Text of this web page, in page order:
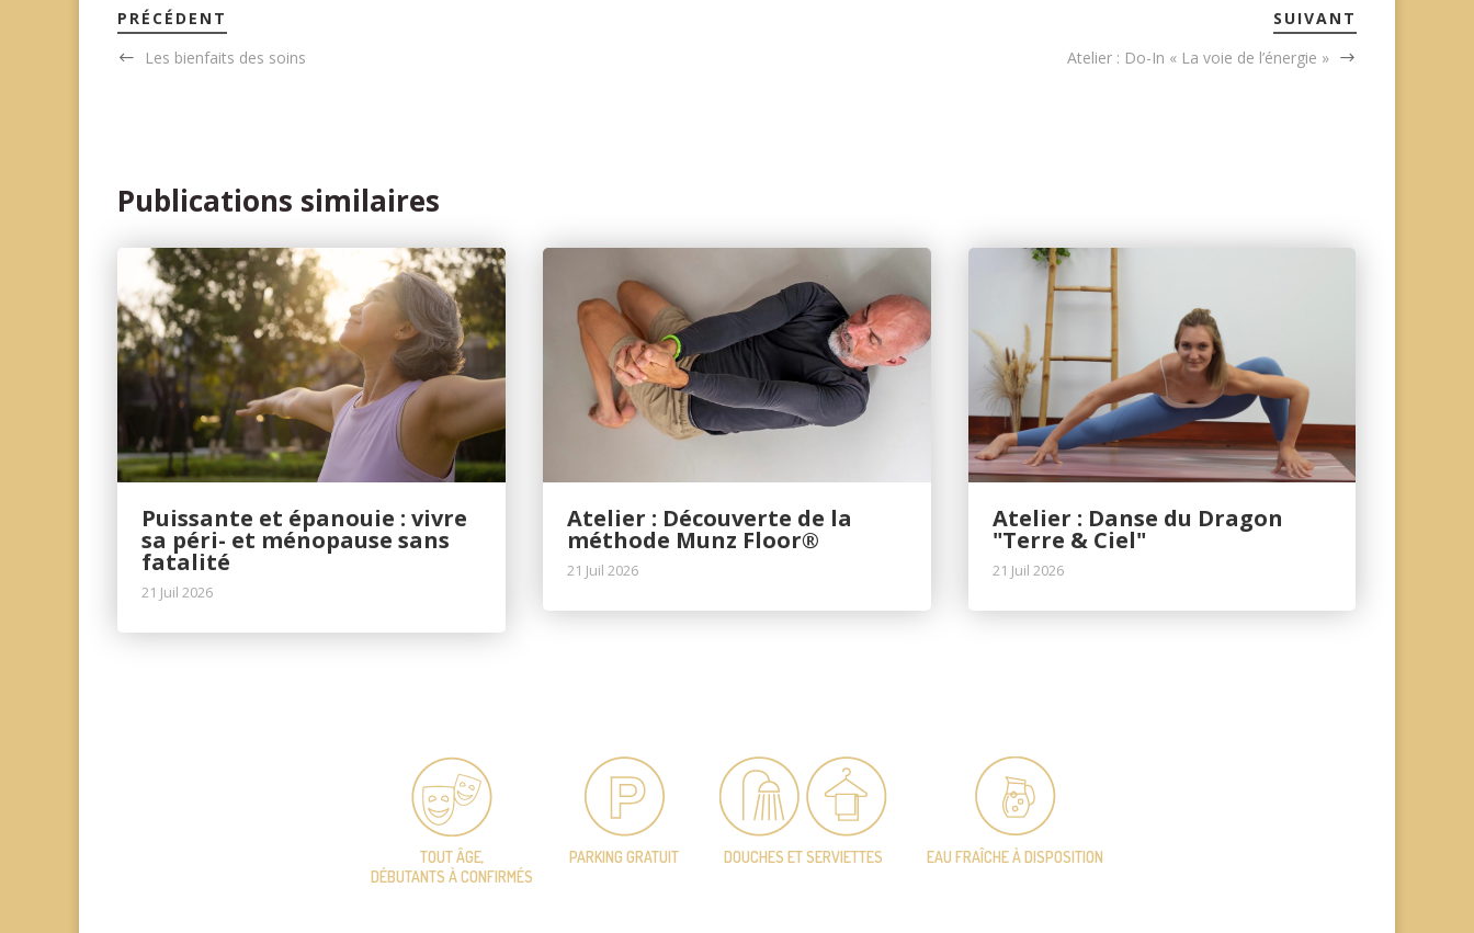
PRÉCÉDENT
Les bienfaits des soins
SUIVANT
Atelier : Do-In « La voie de l’énergie »
Publications similaires
Puissante et épanouie : vivre
sa péri- et ménopause sans
fatalité
21 Juil 2026
Atelier : Découverte de la
méthode Munz Floor®
21 Juil 2026
Atelier : Danse du Dragon
"Terre & Ciel"
21 Juil 2026
TOUT ÂGE,
DÉBUTANTS À CONFIRMÉS
PARKING GRATUIT DOUCHES ET SERVIETTES EAU FRAÎCHEÀ DISPOSITION